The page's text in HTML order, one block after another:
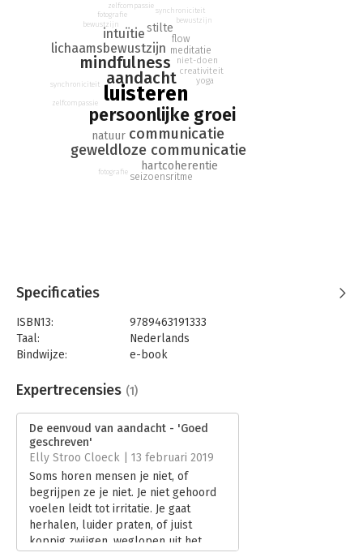
invloed op alle aspecten van ons leven.
Wat voel en weet je, als je luistert?
Cathelijne Esser is als journalist een beroepsluisteraar. Ze
raakte gefascineerd door de oneindige potentie van diep
luisteren, en toont in dit boek zeven sporen waarlangs ze zelf
dieper leerde luisteren.
luisteren
persoonlijke groei
aandacht
mindfulness
communicatie
geweldloze communicatie
lichaamsbewustzijn
intuïtie
natuur
stilte
hartcoherentie
meditatie
seizoensritme
flow
niet-doen
creativiteit
yoga
fotografie
zelfcompassie
synchroniciteit
bewustzijn
fotografie
zelfcompassie
synchroniciteit
bewustzijn
Specificaties
ISBN13:
9789463191333
Taal:
Nederlands
Bindwijze:
e-book
Bestandsformaat:
epub
Uitgever:
Druk:
1
Verschijningsdatum:
13-12-2018
Hoofdrubriek: Psychologie
Expertrecensies (1)
De eenvoud van aandacht - 'Goed
geschreven'
Elly Stroo Cloeck | 13 februari 2019
Soms horen mensen je niet, of
begrijpen ze je niet. Je niet gehoord
voelen leidt tot irritatie. Je gaat
herhalen, luider praten, of juist
koppig zwijgen, weglopen uit het